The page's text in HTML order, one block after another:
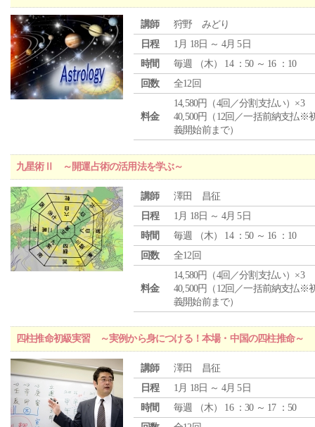
講師
狩野 みどり
日程
1月 18日 ～ 4月 5日
時間
毎週 （木） 14 ：50 ～ 16 ：10
回数
全12回
料金
14,580円（4回／分割支払い）×3
40,500円（12回／一括前納支払※
義開始前まで）
九星術Ⅱ ～開運占術の活用法を学ぶ～
講師
澤田 昌征
日程
1月 18日 ～ 4月 5日
時間
毎週 （木） 14 ：50 ～ 16 ：10
回数
全12回
料金
14,580円（4回／分割支払い）×3
40,500円（12回／一括前納支払※
義開始前まで）
四柱推命初級実習 ～実例から身につける！本場・中国の四柱推命～
講師
澤田 昌征
日程
1月 18日 ～ 4月 5日
時間
毎週 （木） 16 ：30 ～ 17 ：50